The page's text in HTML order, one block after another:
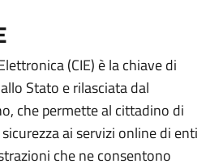
(CIE) è la chiave di
Stato e rilasciata dal
che permette al cittadino di
ai servizi online di enti
che ne consentono